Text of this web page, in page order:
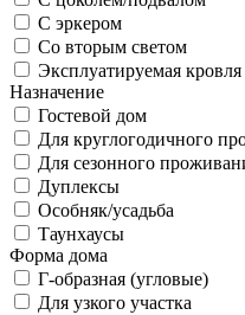
С эркером
Со вторым светом
Эксплуатируемая кровля
Назначение
Гостевой дом
Для круглогодичного
Для сезонного
Дуплексы
Особняк/усадьба
Таунхаусы
Форма дома
Г-образная (угловые)
Для узкого участка